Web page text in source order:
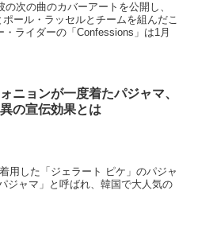
次の曲のカバーアートを公開し、
ール・ラッセルとチームを組んだこ
ライダーの「Confessions」は1月
ニョンが一度着たパジャマ、
の宣伝効果とは
用した「ジェラート ピケ」のパジャ
ジャマ」と呼ばれ、韓国で大人気の